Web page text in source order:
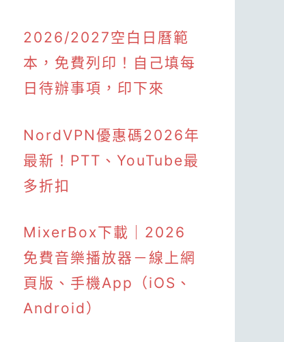
2026/2027空白日曆範
本，免費列印！自己填每
日待辦事項，印下來
NordVPN優惠碼2026年
最新！PTT、YouTube最
多折扣
MixerBox下載｜2026
免費音樂播放器－線上網
頁版、手機App（iOS、
Android）